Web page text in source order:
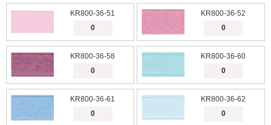
KR800-36-51 KR800-36-52
KR800-36-58 KR800-36-60
KR800-36-61 KR800-36-62